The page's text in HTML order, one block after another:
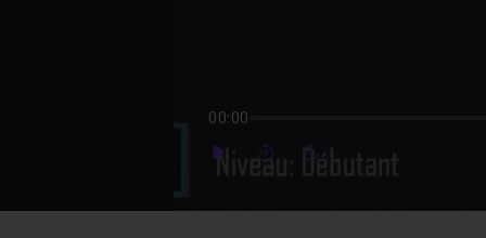
00:00
Play ForwardForward